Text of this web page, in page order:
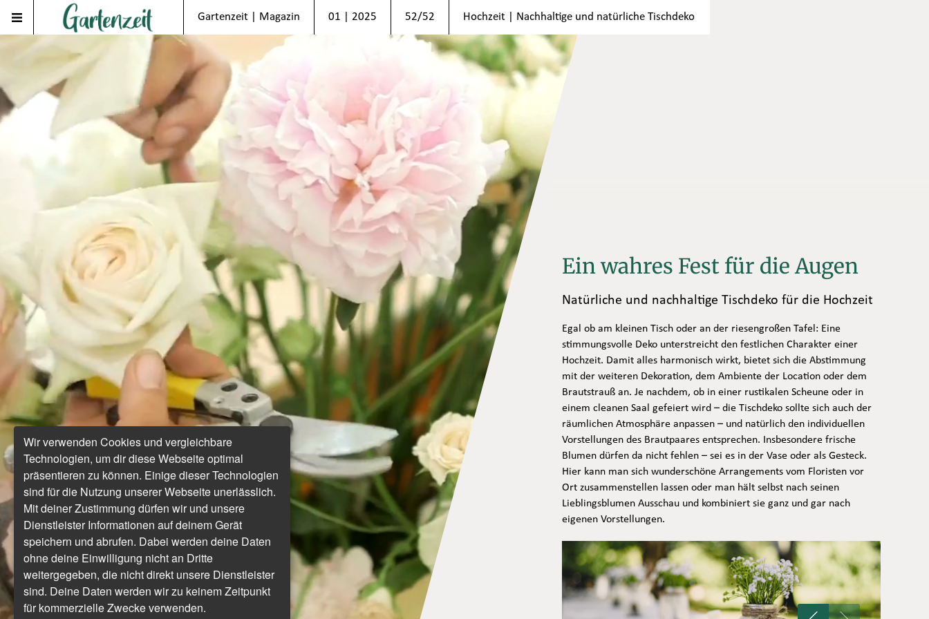
Gartenzeit | Magazin 01 | 2025 52/52 Hochzeit | Nachhaltige und natürliche Tischdeko
Ein wahres Fest für die Augen
Natürliche und nachhaltige Tischdeko für die Hochzeit
Egal ob am kleinen Tisch oder an der riesengroßen Tafel: Eine
stimmungsvolle Deko unterstreicht den festlichen Charakter einer
Hochzeit. Damit alles harmonisch wirkt, bietet sich die Abstimmung
mit der weiteren Dekoration, dem Ambiente der Location oder dem
Brautstrauß an. Je nachdem, ob in einer rustikalen Scheune oder in
einem cleanen Saal gefeiert wird – die Tischdeko sollte sich auch der
räumlichen Atmosphäre anpassen – und natürlich den individuellen
Vorstellungen des Brautpaares entsprechen. Insbesondere frische
Blumen dürfen da nicht fehlen – sei es in der Vase oder als Gesteck.
Hier kann man sich wunderschöne Arrangements vom Floristen vor
Ort zusammenstellen lassen oder man hält selbst nach seinen
Lieblingsblumen Ausschau und kombiniert sie ganz und gar nach
eigenen Vorstellungen.
Wir verwenden Cookies und vergleichbare
Technologien, um dir diese Webseite optimal
präsentieren zu können. Einige dieser Technologien
sind für die Nutzung unserer Webseite unerlässlich.
Mit deiner Zustimmung dürfen wir und unsere
Dienstleister Informationen auf deinem Gerät
speichern und abrufen. Dabei werden deine Daten
ohne deine Einwilligung nicht an Dritte
weitergegeben, die nicht direkt unsere Dienstleister
sind. Deine Daten werden wir zu keinem Zeitpunkt
für kommerzielle Zwecke verwenden.